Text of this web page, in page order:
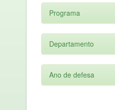
Programa
Departamento
Ano de defesa